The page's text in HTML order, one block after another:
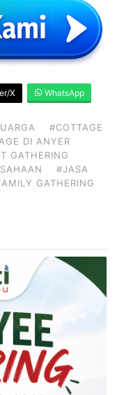
X WhatsApp
#COTTAGE
DI ANYER
GATHERING
#JASA
GATHERING